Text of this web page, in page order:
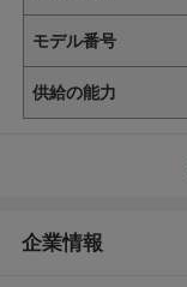
モデル番号
供給の能力
企業情報